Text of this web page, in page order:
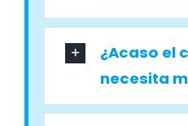
¿Acaso el
necesita